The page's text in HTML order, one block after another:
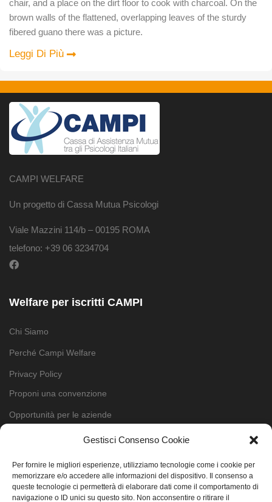
Gestisci Consenso Cookie
Per fornire le migliori esperienze, utilizziamo tecnologie come i cookie per
memorizzare e/o accedere alle informazioni del dispositivo. Il consenso a
queste tecnologie ci permetterà di elaborare dati come il comportamento di
navigazione o ID unici su questo sito. Non acconsentire o ritirare il
chair, and a place on the dirt floor to cook with charcoal. On the
brown walls of the flattened, overlapping leaves of the sturdy
fibered guano there was a picture.
Leggi Di Più
CAMPI WELFARE
Un progetto di Cassa Mutua Psicologi
Viale Mazzini 114/b – 00195 ROMA
telefono: +39 06 3234704
Welfare per iscritti CAMPI
Chi Siamo
Perché Campi Welfare
Privacy Policy
Proponi una convenzione
Opportunità per le aziende
Cerca